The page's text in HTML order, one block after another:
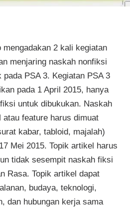
mengadakan 2 kali kegiatan
menjaring naskah nonfiksi
PSA 3. Kegiatan PSA 3
pada 1 April 2015, hanya
untuk dibukukan. Naskah
feature harus dimuat
kabar, tabloid, majalah)
Mei 2015. Topik artikel harus
tidak sesempit naskah fiksi
Rasa. Topik artikel dapat
budaya, teknologi,
dan hubungan kerja sama